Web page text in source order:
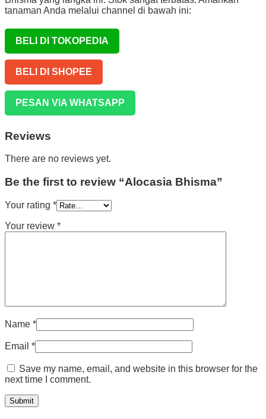
tanaman Anda melalui channel di bawah ini:
BELI DI TOKOPEDIA
BELI DI SHOPEE
PESAN VIA WHATSAPP
Reviews
There are no reviews yet.
Be the first to review “Alocasia Bhisma”
Your rating *
Your review *
Name *
Email *
Save my name, email, and website in this browser for the
next time I comment.